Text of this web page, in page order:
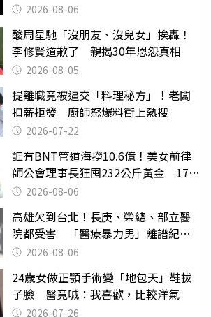
2026-08-06
酸周星馳「沒朋友、沒兒女」挨轟！
李修賢道歉了 親揭30年恩怨真相
2026-08-05
提離職竟被逼交「料理秘方」！老闆
扣薪拒發 廚師怒爆料衝上熱搜
2026-07-22
誆有BNT管道海撈10.6億！美女前律
師公會理事長狂囤232公斤黃金 17人
遭起訴
2026-08-06
高雄欠到台北！長庚、榮總、部立醫
院都受害 「醫療暴力男」離譜紀錄
曝光2026-08-06
24歲女做正顎手術變「地包天」鞋拔
子臉 醫竟喊：我喜歡，比較洋氣
2026-07-26